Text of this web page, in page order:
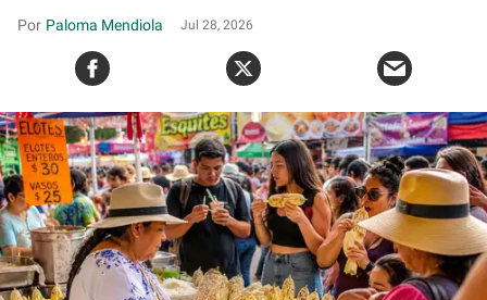
Paloma Mendiola Jul 28, 2026